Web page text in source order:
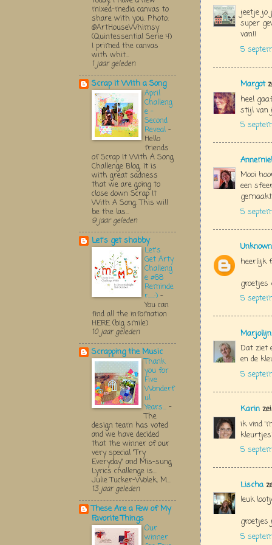
jeetje jo
super
van!!
5
Margot
heel
stijl van
5
Mooi
een
5
Unknown
heerlijk
groetjes
5
Dat ziet
en de
5
Karin zei
ik vind
5
Lischa
leuk
groetjes
5
mixed-media canvas to
share with you. Photo:
@ArtHouseWhimsy
(Quintessential Serie 4)
I primed the canvas
with whit...
1 jaar geleden
Scrap It With a Song
April
Challeng
e -
Second
Reveal -
Hello
friends
of Scrap It With A Song
Challenge Blog. It is
with great sadness
that we are going to
close down Scrap It
With A Song. This will
be the las...
9 jaar geleden
Let's get shabby
Let's
Get Arty
Challeng
e #68
Reminde
r.....:) -
You can
find all the infomation
HERE (big smile)
10 jaar geleden
Scrapping the Music
Thank
you for
Five
Wonderf
ul
Years... -
The
design team has voted
and we have decided
that the winner of our
very special "Try
Everyday" and Mis-sung
Lyrics challenge is...
Julie Tucker-Wolek, M...
13 jaar geleden
These Are a Few of My
Favorite Things
Our
winner